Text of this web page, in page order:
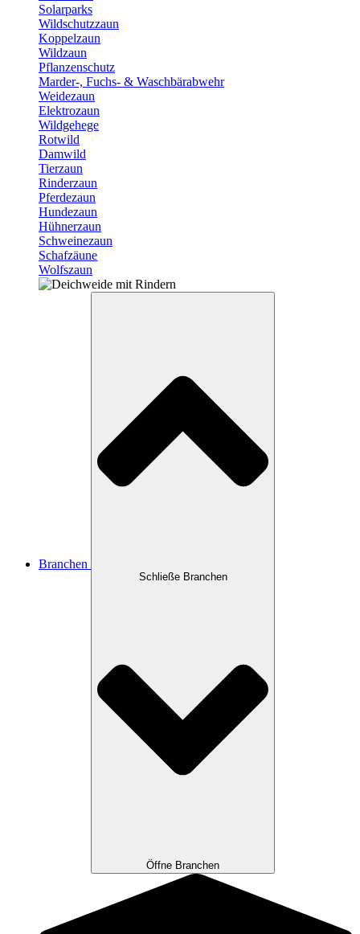
Solarparks
Wildschutzzaun
Koppelzaun
Wildzaun
Pflanzenschutz
Marder-, Fuchs- & Waschbärabwehr
Weidezaun
Elektrozaun
Wildgehege
Rotwild
Damwild
Tierzaun
Rinderzaun
Pferdezaun
Hundezaun
Hühnerzaun
Schweinezaun
Schafzäune
Wolfszaun
Branchen
Schließe Branchen
Öffne Branchen